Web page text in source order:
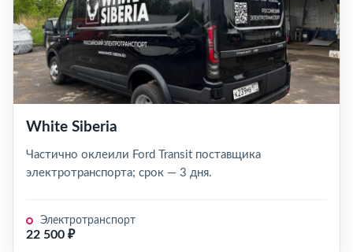
White Siberia
Частично оклеили Ford Transit поставщика
электротранспорта; срок — 3 дня.
Электротранспорт
22 500 ₽